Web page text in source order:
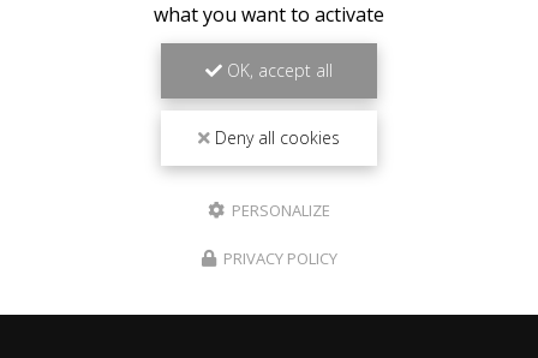
what you want to activate
OK, accept all
Deny all cookies
PERSONALIZE
PRIVACY POLICY